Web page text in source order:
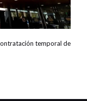
temporal de